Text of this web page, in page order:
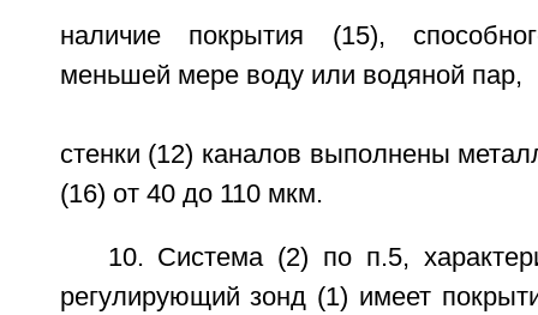
наличие покрытия (15),
меньшей мере воду или водяной пар,
стенки (12) каналов выполнены
(16) от 40 до 110 мкм.
10. Система (2) по п.5,
регулирующий зонд (1) имеет